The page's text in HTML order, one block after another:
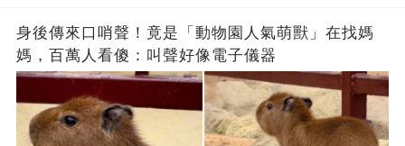
身後傳來口哨聲！竟是「動物園人氣萌獸」在找媽
媽，百萬人看傻：叫聲好像電子儀器